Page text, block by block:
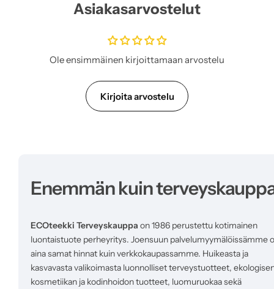
Asiakasarvostelut
Ole ensimmäinen kirjoittamaan arvostelu
Kirjoita arvostelu
Enemmän kuin
ECOteekki Terveyskauppa on 1986 perustettu kotimainen
luontaistuote perheyritys. Joensuun palvelumyymälöissämme
aina samat hinnat kuin verkkokaupassamme. Huikeasta ja
kasvavasta valikoimasta luonnolliset terveystuotteet,
kosmetiikan ja kodinhoidon tuotteet, luomuruokaa sekä